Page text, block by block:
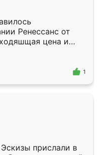
Ренессанс от
цена и
Приехавший
самый
1
прислали в